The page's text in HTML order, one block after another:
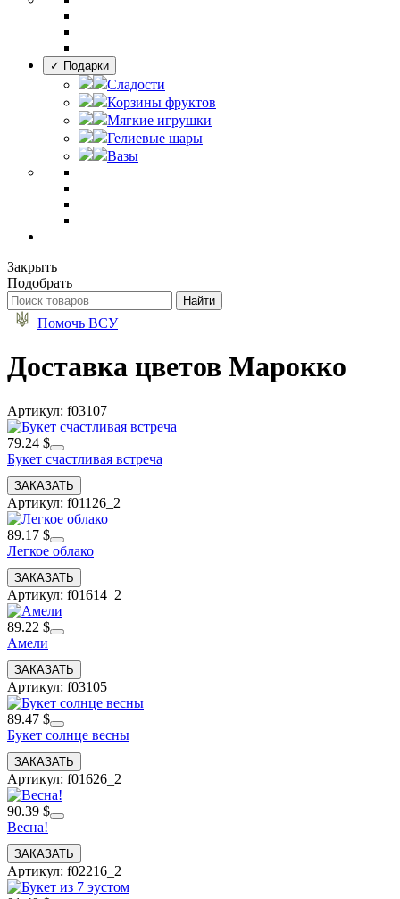
✓ Подарки
Сладости
Корзины фруктов
Мягкие игрушки
Гелиевые шары
Вазы
Закрыть
Подобрать
Помочь ВСУ
Доставка цветов Марокко
Артикул: f03107
79.24 $
Букет счастливая встреча
Артикул: f01126_2
89.17 $
Легкое облако
Артикул: f01614_2
89.22 $
Амели
Артикул: f03105
89.47 $
Букет солнце весны
Артикул: f01626_2
90.39 $
Весна!
Артикул: f02216_2